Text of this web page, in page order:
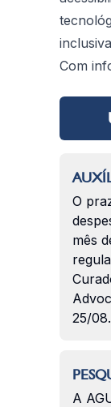
Com
O
mês
25/08.
A